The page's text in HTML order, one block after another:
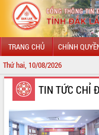
TRANG CHỦ CHÍNH
Thứ hai, 10/08/2026
GIỚI THIỆU
LÃNH ĐẠO UBND TỈNH
TIN TỨC CHỈ